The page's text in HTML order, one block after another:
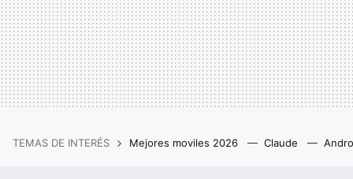
TEMAS DE INTERÉS Mejores moviles 2026 Claude